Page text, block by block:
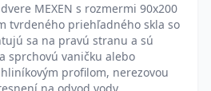
MEXEN s rozmermi 90x200
tvrdeného priehľadného skla so
sa na pravú stranu a sú
sprchovú vaničku alebo
profilom, nerezovou